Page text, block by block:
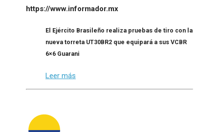
https://www.informador.mx
El Ejército Brasileño realiza pruebas de tiro con la
nueva torreta UT30BR2 que equipará a sus VCBR
6×6 Guarani
Leer más